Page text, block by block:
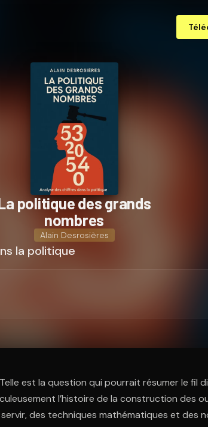
politique des grands
nombres
Alain Desrosières
la politique
est la question qui pourrait résumer le fil
l’histoire de la construction des
des techniques mathématiques et des